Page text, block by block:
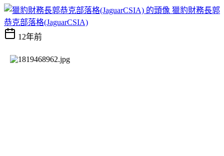
獵豹財務長郭
恭克部落格(JaguarCSIA)
12年前